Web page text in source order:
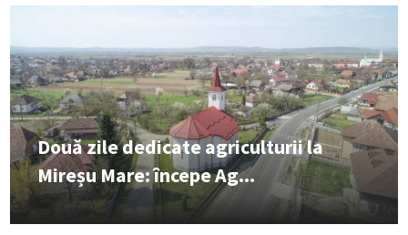
Două zile dedicate agriculturii la
Mireșu Mare: începe Ag...